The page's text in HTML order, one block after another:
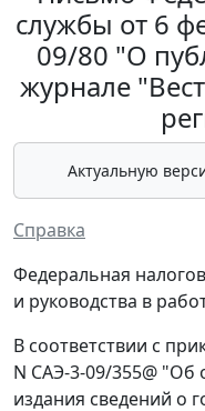
службы от 6
09/80 "О
журнале
Актуальную
Справка
Федеральная
и руководства в
В соответствии с
N САЭ-3-09/355@ "Об
издания сведений о